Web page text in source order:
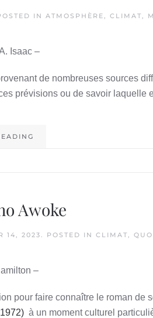
IN ATMOSPHÈRE, CLIMAT,
Isaac –
de nombreuses sources
prévisions ou de savoir laquelle
Awoke
14, 2023. POSTED IN CLIMAT,
–
pour faire connaître le roman de
à un moment culturel